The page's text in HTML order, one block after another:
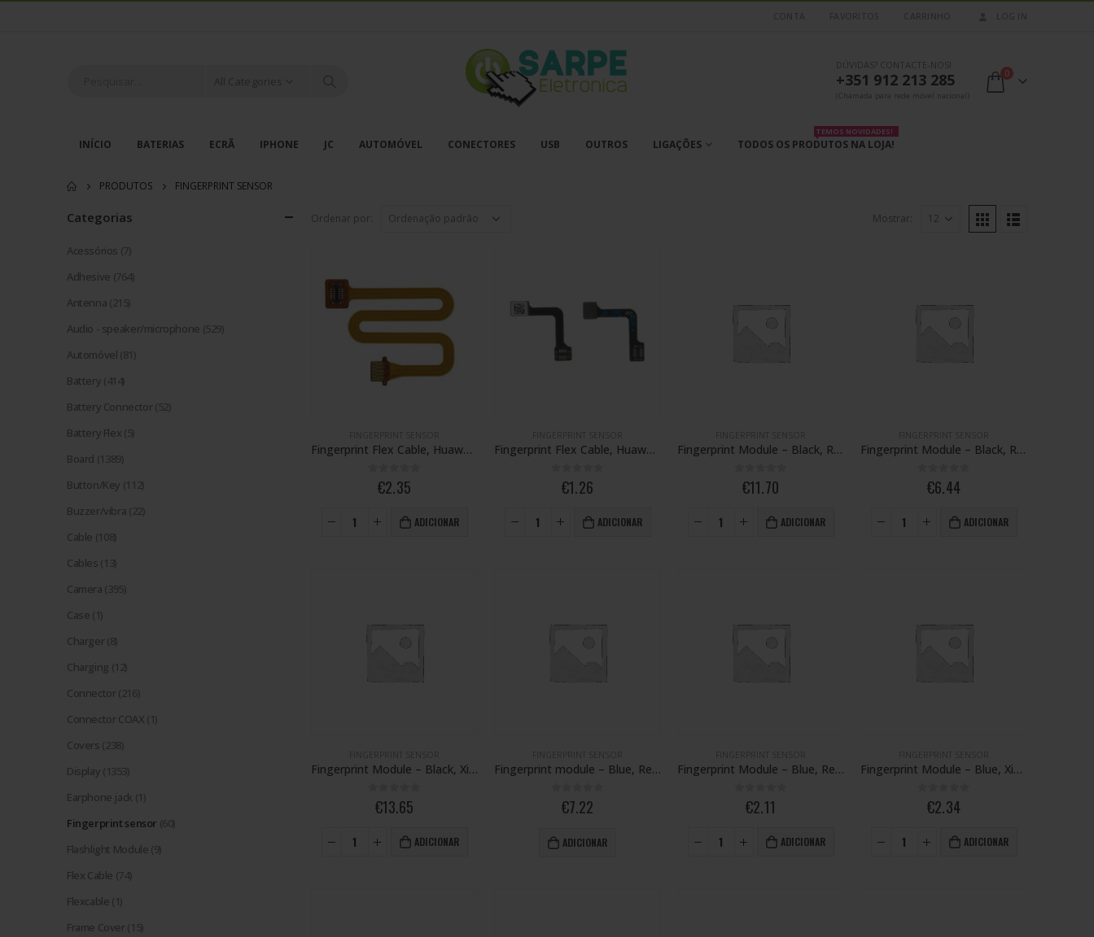
DÚVIDAS? CONTACTE-NOS!
+351 912 213 285
(Chamada para rede móvel nacional)
0
INÍCIO BATERIAS ECRÃ IPHONE JC AUTOMÓVEL CONECTORES USB OUTROS LIGAÇÕES TODOS OS PRODUTOS NA LOJA!
TEMOS NOVIDADES!
PRODUTOS FINGERPRINT SENSOR
Ordenar por: Mostrar:
Fingerprint Flex Cable, Huawei P Smart Plus Nova 3i
out of 5
€2.35
ADICIONAR
Fingerprint Flex Cable, Huawei P30 Pro / P30 Pro New Edition
out of 5
€1.26
ADICIONAR
Fingerprint Module – Black, Redmi Note 11 Pro / Redmi Note 11 Pro 5G
out of 5
€11.70
ADICIONAR
Fingerprint Module – Black, Redmi Note 7
out of 5
€6.44
ADICIONAR
Fingerprint Module – Black, Xiaomi 12
out of 5
€13.65
ADICIONAR
Fingerprint module – Blue, Redmi Note 11S 5G
out of 5
€7.22
ADICIONAR
Fingerprint Module – Blue, Redmi Note 7
out of 5
€2.11
ADICIONAR
Fingerprint Module – Blue, Xiaomi Poco M4 Pro 5G
out of 5
€2.34
ADICIONAR
Categorias
Acessórios (7)
Adhesive (764)
Antenna (215)
Audio - speaker/microphone (529)
Automóvel (81)
Battery (414)
Battery Connector (52)
Battery Flex (5)
Board (1389)
Button/Key (112)
Buzzer/vibra (22)
Cable (108)
Cables (13)
Camera (395)
Case (1)
Charger (8)
Charging (12)
Connector(216)
Connector COAX (1)
Covers (238)
Display (1353)
Earphone jack (1)
Fingerprint sensor (60)
Flashlight Module (9)
Flex Cable (74)
Flexcable (1)
Frame Cover(15)